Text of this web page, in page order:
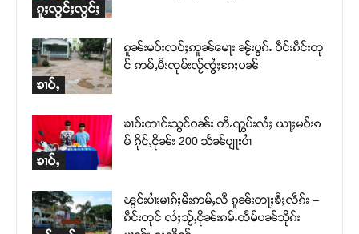
ၵူႈလွင်ႈလွင်ႈ
ၶၢဝ်ႇ
ၵူၼ်းမဝ်းလဝ်ႈဢူၼ်မေႃး ၼႂ်းပွၵ်ႉ ဝဵင်းၵဵင်းတု
င် ဢမ်ႇမီးၸုမ်းလႂ်ၸွႆႈၵႄႈပၼ်
ၶၢဝ်ႇ
ၶၢဝ်းတၢင်းသွင်ဝၼ်း တီႉၺွပ်းလႆႈ ယႃႈမဝ်းၵ
မ် ၵိုင်ႇငိုၼ်း 200 သႅၼ်ပျႃးပၢႆ
ၽွင်းပၢႆးမၢၵ်ႈမီးဢမ်ႇလီ ၵူၼ်းတႃႈၶီႈလဵၵ်း –
ၵဵင်းတုင် လႆႈသႂ်ႇငိုၼ်းၵမ်ႉထႅမ်ပၼ်သိုၵ်း